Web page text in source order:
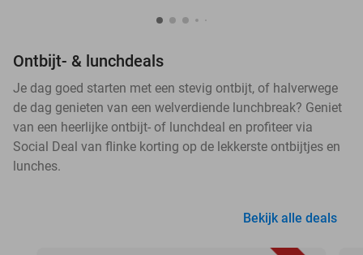
Ontbijt- & lunchdeals
Je dag goed starten met een stevig ontbijt, of halverwege
de dag genieten van een welverdiende lunchbreak? Geniet
van een heerlijke ontbijt- of lunchdeal en profiteer via
Social Deal van flinke korting op de lekkerste ontbijtjes en
lunches.
Bekijk alle deals